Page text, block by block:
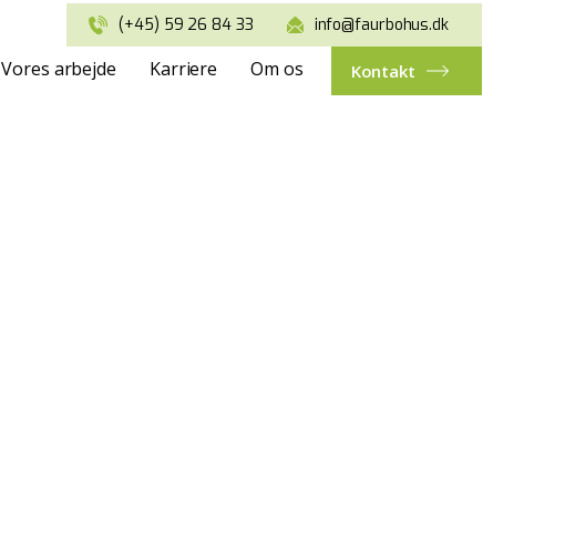
(+45) 59 26 84 33 info@faurbohus.dk
Vores arbejde Karriere Om os Kontakt